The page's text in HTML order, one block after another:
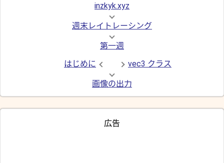
inzkyk.xyz
週末レイトレーシング
第一週
はじめに
vec3 クラス
画像の出力
広告